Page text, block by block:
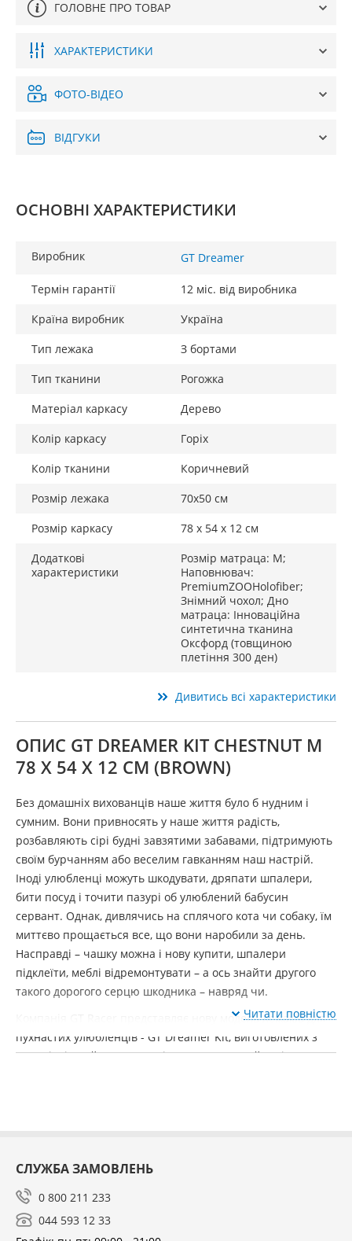
ГОЛОВНЕ ПРО ТОВАР
ХАРАКТЕРИСТИКИ
ФОТО-ВІДЕО
ВІДГУКИ
ОСНОВНІ ХАРАКТЕРИСТИКИ
Виробник GT Dreamer
Термін гарантії
12 міс. від виробника
Країна виробник
Україна
Тип лежака
З бортами
Тип тканини
Рогожка
Матеріал каркасу
Дерево
Колір каркасу
Горіх
Колір тканини
Коричневий
Розмір лежака
70х50 см
Розмір каркасу
78 х 54 х 12 см
Додаткові
характеристики
Розмір матраца: M;
Наповнювач:
PremiumZOOHolofiber;
Знімний чохол; Дно
матраца: Інноваційна
синтетична тканина
Оксфорд (товщиною
плетіння 300 ден)
Дивитись всі характеристики
ОПИС GT DREAMER KIT CHESTNUT M
78 X 54 X 12 СМ (BROWN)
Без домашніх вихованців наше життя було б нудним і
сумним. Вони привносять у наше життя радість,
розбавляють сірі будні завзятими забавами, підтримують
своїм бурчанням або веселим гавканням наш настрій.
Іноді улюбленці можуть шкодувати, дряпати шпалери,
бити посуд і точити пазурі об улюблений бабусин
сервант. Однак, дивлячись на сплячого кота чи собаку, їм
миттєво прощається все, що вони наробили за день.
Насправді – чашку можна і нову купити, шпалери
підклеїти, меблі відремонтувати – а ось знайти другого
такого дорогого серцю шкодника – навряд чи.
Компанія GT Racer представляє нову модель лежаків для
пухнастих улюбленців - GT Dreamer Kit, виготовлених з
матеріалів найвищої якості, що отримав неймовірно
тваринам, а й їхнім господарям. Стильний акуратний
дизайн, різноманітність розмірного ряду та кольорів,
безсумнівно, задовольнять навіть найвибагливіших
користувачів.
Читати повністю
СЛУЖБА ЗАМОВЛЕНЬ
0 800 211 233
044 593 12 33